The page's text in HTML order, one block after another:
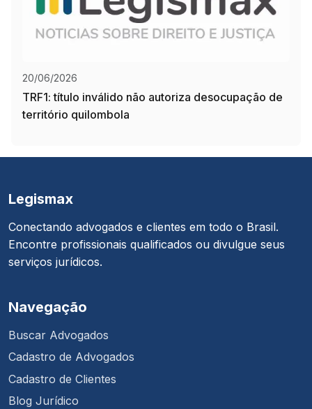
20/06/2026
TRF1: título inválido não autoriza desocupação de
território quilombola
Legismax
Conectando advogados e clientes em todo o Brasil.
Encontre profissionais qualificados ou divulgue seus
serviços jurídicos.
Navegação
Buscar Advogados
Cadastro de Advogados
Cadastro de Clientes
Blog Jurídico